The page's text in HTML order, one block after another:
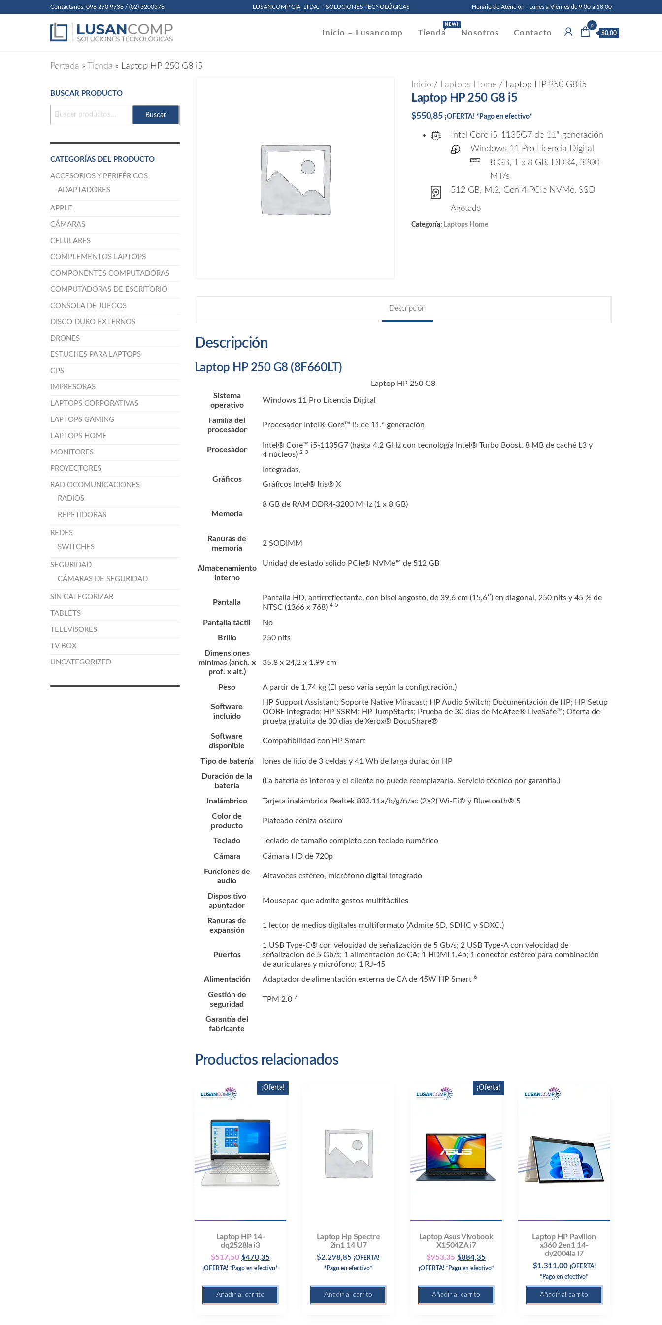
Contáctanos: 096 270 9738 / (02) 3200576 LUSANCOMP CIA. LTDA. – SOLUCIONES TECNOLÓGICAS Horario de Atención | Lunes a Viernes de 9:00 a 18:00
Inicio – Lusancomp Tienda
NEW!
Nosotros Contacto
0
$0,00
Portada » Tienda » Laptop HP 250 G8 i5
Inicio / Laptops Home / Laptop HP 250 G8 i5
Laptop HP 250 G8 i5
$550,85 ¡OFERTA! *Pago en efectivo*
Intel Core i5-1135G7 de 11ª generación
Windows 11 Pro Licencia Digital
8 GB, 1 x 8 GB, DDR4, 3200
MT/s
512 GB, M.2, Gen 4 PCIe NVMe, SSD
Agotado
Categoría: Laptops Home
Descripción
Descripción
Laptop HP 250 G8 (8F660LT)
Laptop HP 250 G8
Sistema
operativo
Windows 11 Pro Licencia Digital
Familia del
procesador
Procesador Intel® Core™ i5 de 11.ª generación
Procesador
Intel® Core™ i5-1135G7 (hasta 4,2 GHz con tecnología Intel® Turbo Boost, 8 MB de caché L3 y
4 núcleos) 2 3
Gráficos
Integradas,
Gráficos Intel® Iris® X
Memoria
8 GB de RAM DDR4-3200 MHz (1 x 8 GB)
Ranuras de
memoria
2 SODIMM
Almacenamiento
interno
Unidad de estado sólido PCIe® NVMe™ de 512 GB
Pantalla
Pantalla HD, antirreflectante, con bisel angosto, de 39,6 cm (15,6″) en diagonal, 250 nits y 45 % de
NTSC (1366 x 768) 4 5
Pantalla táctil
No
Brillo
250 nits
Dimensiones
mínimas (anch. x
prof. x alt.)
35,8 x 24,2 x 1,99 cm
Peso A partir de 1,74 kg (El peso varía según la configuración.)
Software
incluido
HP Support Assistant; Soporte Native Miracast; HP Audio Switch; Documentación de HP; HP Setup
OOBE integrado; HP SSRM; HP JumpStarts; Prueba de 30 días de McAfee® LiveSafe™; Oferta de
prueba gratuita de 30 días de Xerox® DocuShare®
Software
disponible
Compatibilidad con HP Smart
Tipo de batería
Iones de litio de 3 celdas y 41 Wh de larga duración HP
Duración de la
batería
(La batería es interna y el cliente no puede reemplazarla. Servicio técnico por garantía.)
Inalámbrico
Tarjeta inalámbrica Realtek 802.11a/b/g/n/ac (2×2) Wi-Fi® y Bluetooth® 5
Color de
producto
Plateado ceniza oscuro
Teclado
Teclado de tamaño completo con teclado numérico
Cámara
Cámara HD de 720p
Funciones de
audio
Altavoces estéreo, micrófono digital integrado
Dispositivo
apuntador
Mousepad que admite gestos multitáctiles
Ranuras de
expansión
1 lector de medios digitales multiformato (Admite SD, SDHC y SDXC.)
Puertos
1 USB Type-C® con velocidad de señalización de 5 Gb/s; 2 USB Type-A con velocidad de
señalización de 5 Gb/s; 1 alimentación de CA; 1 HDMI 1.4b; 1 conector estéreo para combinación
de auriculares y micrófono; 1 RJ-45
Alimentación
Adaptador de alimentación externa de CA de 45W HP Smart 6
Gestión de
seguridad
TPM 2.0 7
Garantía del
fabricante
Productos relacionados
¡Oferta!
Laptop HP 14-
dq2528la i3
$517,50 Original
price
$517,50.
$470,35Current
price
¡OFERTA! *Pago en efectivo*
Añadir al carrito
Laptop Hp Spectre
2in1 14 U7
$2.298,85 ¡OFERTA!
*Pago en efectivo*
Añadir al carrito
¡Oferta!
Laptop Asus Vivobook
X1504ZA i7
$953,35 Original
price
$953,35.
$884,35
price
¡OFERTA! *Pago en efectivo*
Añadir al carrito
Laptop HP Pavilion
x360 2en1 14-
dy2004la i7
$1.311,00 ¡OFERTA!
*Pago en efectivo*
Añadir al carrito
BUSCAR PRODUCTO
BUSCAR
Buscar
CATEGORÍAS DEL PRODUCTO
ACCESORIOS Y PERIFÉRICOS
ADAPTADORES
APPLE
CÁMARAS
CELULARES
COMPLEMENTOS LAPTOPS
COMPONENTES COMPUTADORAS
COMPUTADORAS DE ESCRITORIO
CONSOLA DE JUEGOS
DISCO DURO EXTERNOS
DRONES
ESTUCHES PARA LAPTOPS
GPS
IMPRESORAS
LAPTOPS CORPORATIVAS
LAPTOPS GAMING
LAPTOPS HOME
MONITORES
PROYECTORES
RADIOCOMUNICACIONES
RADIOS
REPETIDORAS
REDES
SWITCHES
SEGURIDAD
CÁMARAS DE SEGURIDAD
SIN CATEGORIZAR
TABLETS
TELEVISORES
TV BOX
UNCATEGORIZED